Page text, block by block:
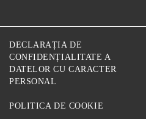
DECLARAȚIA DE
CONFIDENȚIALITATE A
DATELOR CU CARACTER
PERSONAL
POLITICA DE COOKIE